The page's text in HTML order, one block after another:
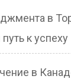
в
к успеху
в